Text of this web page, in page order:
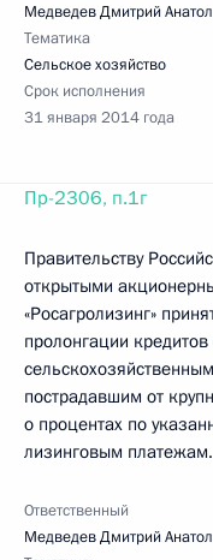
Медведев Дмитрий
Тематика
Сельское хозяйство
Срок исполнения
31 января 2014 года
Пр-2306, п.1г
Правительству
открытыми
«Росагролизинг»
пролонгации
пострадавшим от
о процентах по
лизинговым платежам.
Ответственный
Медведев Дмитрий